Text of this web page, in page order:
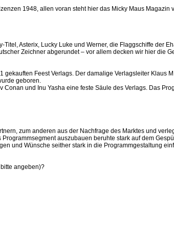
1948, allen voran steht hier das Micky Maus Magazin
Asterix, Lucky Luke und Werner, die Flaggschiffe der
Zeichner abgerundet – vor allem decken wir hier die
Feest Verlags. Der damalige Verlagsleiter Klaus
geboren.
und Inu Yasha eine feste Säule des Verlags. Das
zum anderen aus der Nachfrage des Marktes und
auszubauen beruhte stark auf dem
und Wünsche seither stark in die Programmgestaltung
angeben)?